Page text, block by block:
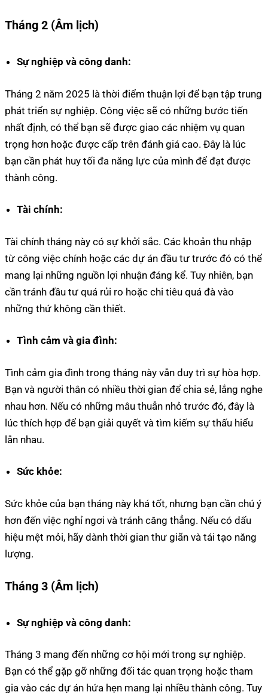
Tháng 2 (Âm lịch)
Sự nghiệp và công danh:
Tháng 2 năm 2025 là thời điểm thuận lợi để bạn tập trung
phát triển sự nghiệp. Công việc sẽ có những bước tiến
nhất định, có thể bạn sẽ được giao các nhiệm vụ quan
trọng hơn hoặc được cấp trên đánh giá cao. Đây là lúc
bạn cần phát huy tối đa năng lực của mình để đạt được
thành công.
Tài chính:
Tài chính tháng này có sự khởi sắc. Các khoản thu nhập
từ công việc chính hoặc các dự án đầu tư trước đó có thể
mang lại những nguồn lợi nhuận đáng kể. Tuy nhiên, bạn
cần tránh đầu tư quá rủi ro hoặc chi tiêu quá đà vào
những thứ không cần thiết.
Tình cảm và gia đình:
Tình cảm gia đình trong tháng này vẫn duy trì sự hòa hợp.
Bạn và người thân có nhiều thời gian để chia sẻ, lắng nghe
nhau hơn. Nếu có những mâu thuẫn nhỏ trước đó, đây là
lúc thích hợp để bạn giải quyết và tìm kiếm sự thấu hiểu
lẫn nhau.
Sức khỏe:
Sức khỏe của bạn tháng này khá tốt, nhưng bạn cần chú ý
hơn đến việc nghỉ ngơi và tránh căng thẳng. Nếu có dấu
hiệu mệt mỏi, hãy dành thời gian thư giãn và tái tạo năng
lượng.
Tháng 3 (Âm lịch)
Sự nghiệp và công danh:
Tháng 3 mang đến những cơ hội mới trong sự nghiệp.
Bạn có thể gặp gỡ những đối tác quan trọng hoặc tham
gia vào các dự án hứa hẹn mang lại nhiều thành công. Tuy